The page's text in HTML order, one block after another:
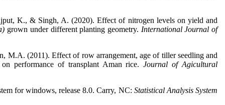
K., & Singh, A. (2020). Effect of nitrogen levels on yield and
grown under different planting geometry. International Journal of
M.A. (2011). Effect of row arrangement, age of tiller seedling and
performance of transplant Aman rice.Journal of Agicultural
for windows, release 8.0. Carry, NC: Statistical Analysis System